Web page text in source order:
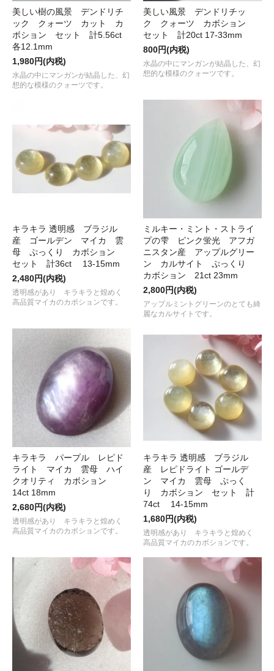
美しい樹の風景 デンドリチ
ック クォーツ カット カ
ボション セット 計5.56ct
各12.1mm
1,980円(内税)
水晶の中にマンガンが結晶した、幻
想的な模様のクォーツです。
美しい風景 デンドリチッ
ク クォーツ カボション
セット 計20ct 17-33mm
800円(内税)
水晶の中にマンガンが結晶した、幻
想的な模様のクォーツです。
キラキラ 透明感 ブラジル
産 ゴールデン マイカ 雲
母 ぷっくり カボション
セット 計36ct 13-15mm
2,480円(内税)
透明感があり キラキラと煌めく
高品質マイカのカボションです。
ミルキー・ミント・ストライ
プの雫 ピンク蛍光 アフガ
ニスタン産 アップルグリー
ン カルサイト ぷっくり
カボション 21ct 23mm
2,800円(内税)
アップルミントグリーンのとても綺
麗なカルサイトです。
キラキラ パープル レピド
ライト マイカ 雲母 ハイ
クオリティ カボション
14ct 18mm
2,680円(内税)
透明感があり キラキラと煌めく
高品質マイカのカボションです。
キラキラ 透明感 ブラジル
産 レピドライト ゴールデ
ン マイカ 雲母 ぷっく
り カボション セット 計
74ct 14-15mm
1,680円(内税)
透明感があり キラキラと煌めく
高品質マイカのカボションです。